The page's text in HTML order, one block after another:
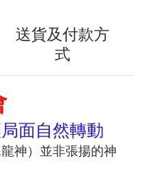
送貨及付款方
式
面自然轉動
神）並非張揚的神